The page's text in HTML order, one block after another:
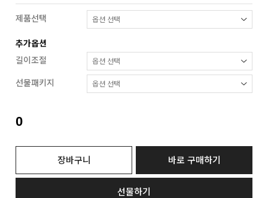
제품선택
추가옵션
길이조절
선물패키지
0
장바구니 바로 구매하기
선물하기